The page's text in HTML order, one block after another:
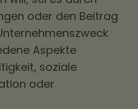
oder den Beitrag
Aspekte
soziale
oder